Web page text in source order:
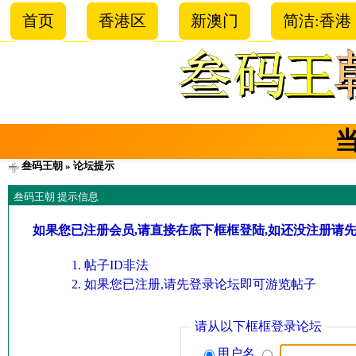
首页 香港区 新澳门 简洁:香港
叁码王朝 » 论坛提示
叁码王朝 提示信息
如果您已注册会员,请直接在底下框框登陆,如还没注册请
帖子ID非法
如果您已注册,请先登录论坛即可游览帖子
请从以下框框登录论坛
用户名